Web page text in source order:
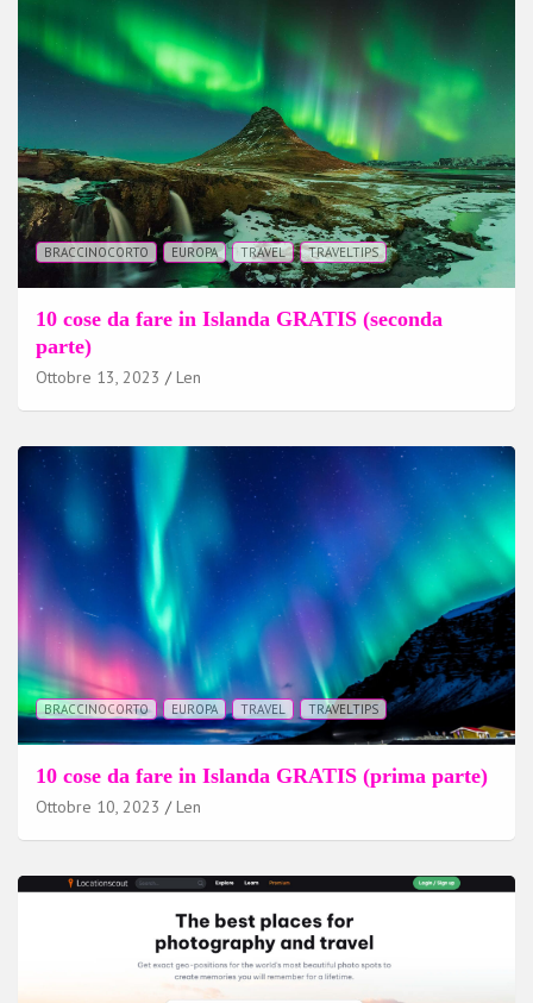
BRACCINOCORTO EUROPA TRAVEL TRAVELTIPS
10 cose da fare in Islanda GRATIS (seconda
parte)
Ottobre 13, 2023 Len
BRACCINOCORTO EUROPA TRAVEL TRAVELTIPS
10 cose da fare in Islanda GRATIS (prima parte)
Ottobre 10, 2023 Len